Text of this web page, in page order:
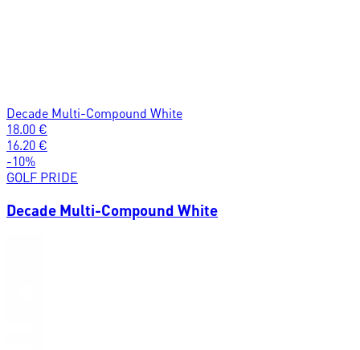
Decade Multi-Compound White
18.00 €
16.20 €
-10%
GOLF PRIDE
Decade Multi-Compound White